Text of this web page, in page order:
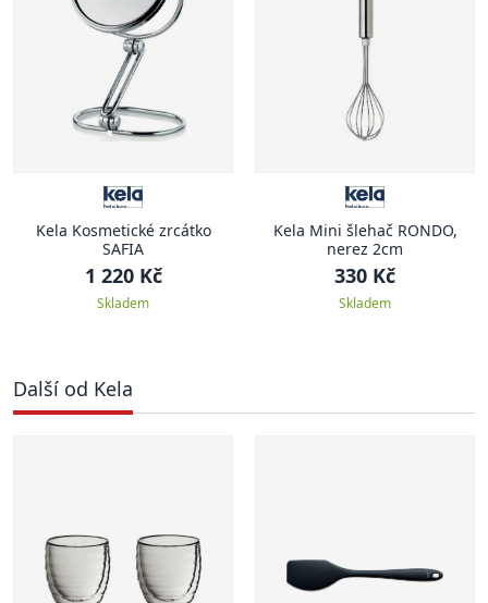
Kela Kosmetické zrcátko
SAFIA
1 220 Kč
Skladem
Kela Mini šlehač RONDO,
nerez 2cm
330 Kč
Skladem
Další od Kela